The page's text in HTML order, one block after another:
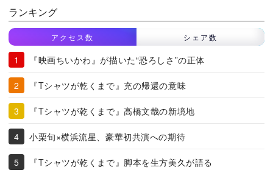
ランキング
アクセス数 シェア数
『映画ちいかわ』が描いた“恐ろしさ”の正体
『Tシャツが乾くまで』充の帰還の意味
『Tシャツが乾くまで』高橋文哉の新境地
小栗旬×横浜流星、豪華初共演への期待
『Tシャツが乾くまで』脚本を生方美久が語る